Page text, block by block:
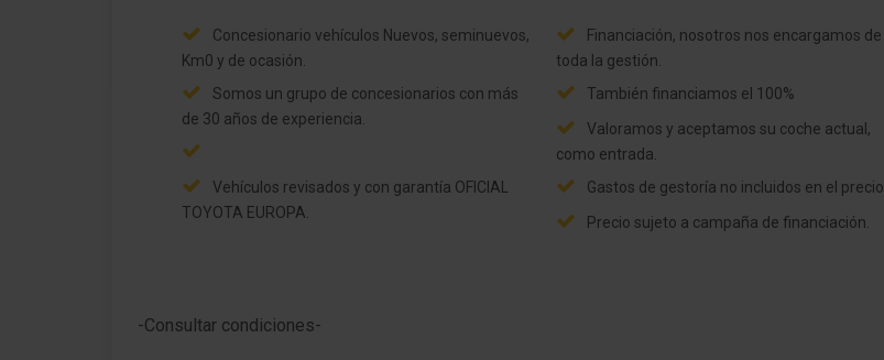
Concesionario vehículos Nuevos, seminuevos,
Km0 y de ocasión.
Somos un grupo de concesionarios con más
de 30 años de experiencia.
Vehículos revisados y con garantía OFICIAL
TOYOTA EUROPA.
Financiación, nosotros nos encargamos de
toda la gestión.
También financiamos el 100%
Valoramos y aceptamos su coche actual,
como entrada.
Gastos de gestoría no incluidos en el precio.
Precio sujeto a campaña de financiación.
-Consultar condiciones-